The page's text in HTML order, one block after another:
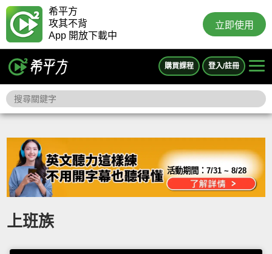
希平方
攻其不背
App 開放下載中
立即使用
購買課程 登入/註冊
活動期間：7/31 ~ 8/28
上班族